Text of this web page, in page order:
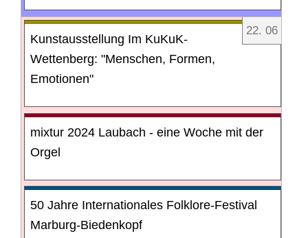
22. 06
Kunstausstellung Im KuKuK-
Wettenberg: "Menschen, Formen,
Emotionen"
mixtur 2024 Laubach - eine Woche mit der
Orgel
50 Jahre Internationales Folklore-Festival
Marburg-Biedenkopf